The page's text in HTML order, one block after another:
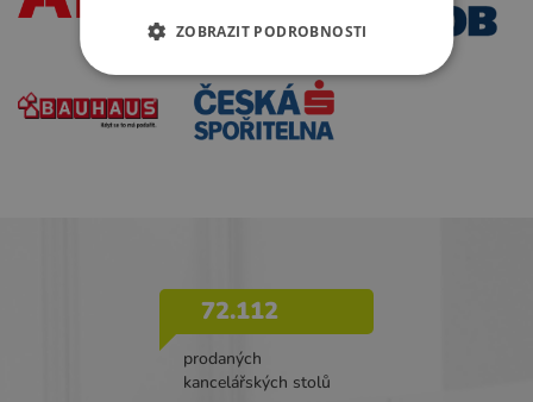
72.112
prodaných
kancelářských stolů
ZOBRAZIT PODROBNOSTI